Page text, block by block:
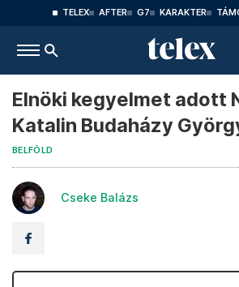
TELEX AFTER G7 KARAKTER
Elnöki kegyelmet adott
Katalin Budaházy
BELFÖLD
Cseke Balázs